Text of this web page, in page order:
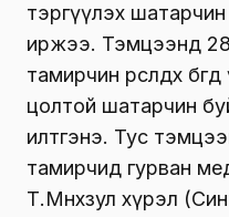
тэргүүлэх
иржээ. Тэмцээнд
тамирчин өрсөлдөх
цолтой шатарчин
илтгэнэ. Тус
тамирчид гурван
Т.Мөнхзул хүрэл